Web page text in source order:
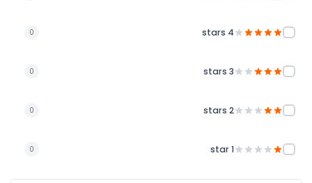
4 stars
0
3 stars
0
2 stars
0
1 star
0